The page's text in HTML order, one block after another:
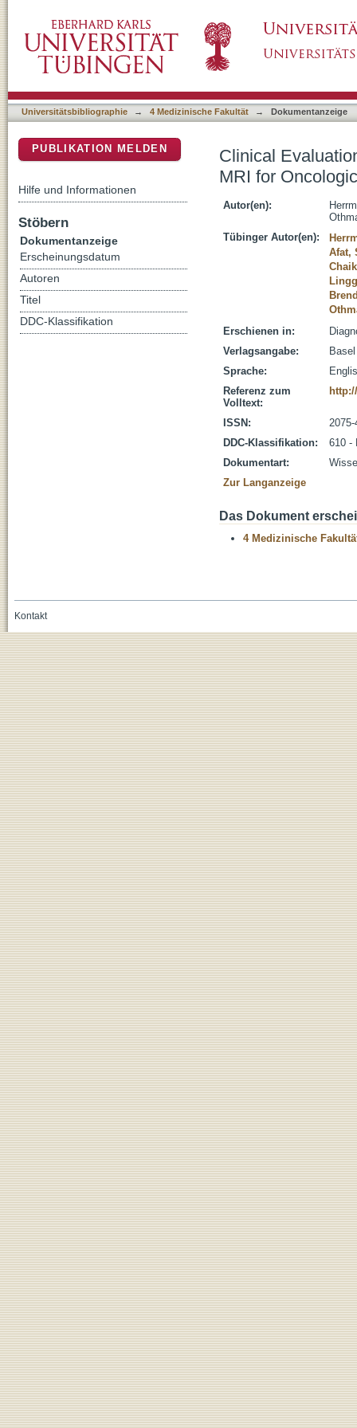
Up Imaging
Universitätsbibliographie → 4 Medizinische Fakultät → Dokumentanzeige
Clinical
MRI for
Autor(en):
Tübinger Autor(en):
Afat,
Erschienen in:
Verlagsangabe:
Basel
Sprache:
Referenz zum
Volltext:
ISSN:
2075-
DDC-Klassifikation:
610 -
Dokumentart:
Zur Langanzeige
Das Dokument
4 Medizinische
PUBLIKATION MELDEN
Hilfe und Informationen
Stöbern
Dokumentanzeige
Erscheinungsdatum
Autoren
Titel
DDC-Klassifikation
Kontakt